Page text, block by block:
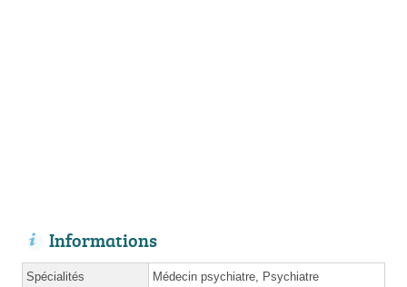
Informations
Spécialités Médecin psychiatre, Psychiatre